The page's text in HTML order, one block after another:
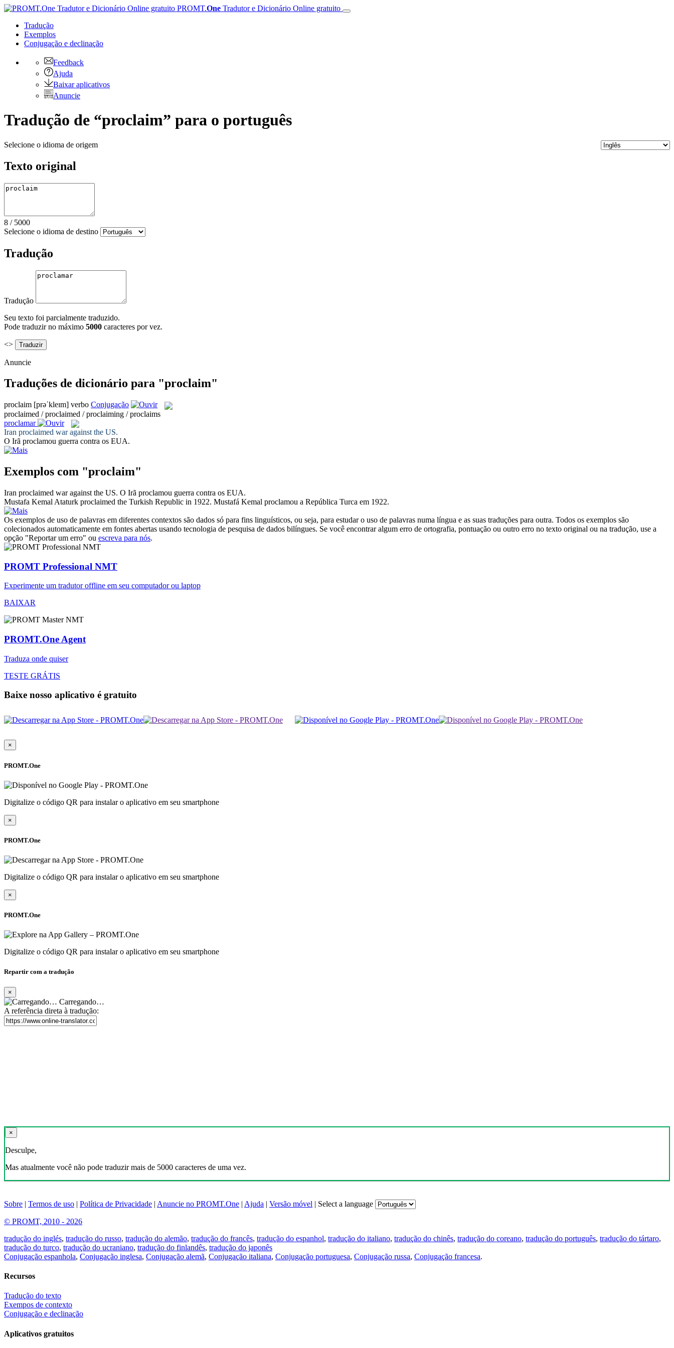
PROMT.One Tradutor e Dicionário Online gratuito
Tradução
Exemplos
Conjugação e declinação
Feedback
Ajuda
Baixar aplicativos
Anuncie
Tradução de “proclaim” para o português
Selecione o idioma de origem
Texto original
8 / 5000
Selecione o idioma de destino
Tradução
Tradução
Seu texto foi parcialmente traduzido.
Pode traduzir no máximo 5000 caracteres por vez.
<>
Anuncie
Traduções de dicionário para "proclaim"
proclaim [prəˈkleɪm] verbo Conjugação
proclaimed / proclaimed / proclaiming / proclaims
proclamar
Iran proclaimed war against the US.
O Irã proclamou guerra contra os EUA.
Exemplos com "proclaim"
Iran proclaimed war against the US. O Irã proclamou guerra contra os EUA.
Mustafa Kemal Ataturk proclaimed the Turkish Republic in 1922. Mustafá Kemal proclamou a República Turca em 1922.
Os exemplos de uso de palavras em diferentes contextos são dados só para fins linguísticos, ou seja, para estudar o uso de palavras numa língua e as suas traduções para outra. Todos os exemplos são
colecionados automaticamente em fontes abertas usando tecnologia de pesquisa de dados bilíngues. Se você encontrar algum erro de ortografia, pontuação ou outro erro no texto original ou na tradução, use a
opção "Reportar um erro" ou escreva para nós.
PROMT Professional NMT
Experimente um tradutor offline em seu computador ou laptop
BAIXAR
PROMT.One Agent
Traduza onde quiser
TESTE GRÁTIS
Baixe nosso aplicativo é gratuito
×
PROMT.One
Digitalize o código QR para instalar o aplicativo em seu smartphone
×
PROMT.One
Digitalize o código QR para instalar o aplicativo em seu smartphone
×
PROMT.One
Digitalize o código QR para instalar o aplicativo em seu smartphone
Repartir com a tradução
×
Carregando…
A referência direta à tradução:
×
Desculpe,
Mas atualmente você não pode traduzir mais de 5000 caracteres de uma vez.
Sobre | Termos de uso | Política de Privacidade | Anuncie no PROMT.One | Ajuda | Versão móvel | Select a language
© PROMT, 2010 - 2026
tradução do inglés, tradução do russo, tradução do alemão, tradução do francês, tradução do espanhol, tradução do italiano, tradução do chinês, tradução do coreano, tradução do português, tradução do tártaro,
tradução do turco, tradução do ucraniano, tradução do finlandês, tradução do japonês
Conjugação espanhola, Conjugação inglesa, Conjugação alemã, Conjugação italiana, Conjugação portuguesa, Conjugação russa, Conjugação francesa.
Recursos
Tradução do texto
Exempos de contexto
Conjugação e declinação
Aplicativos gratuitos